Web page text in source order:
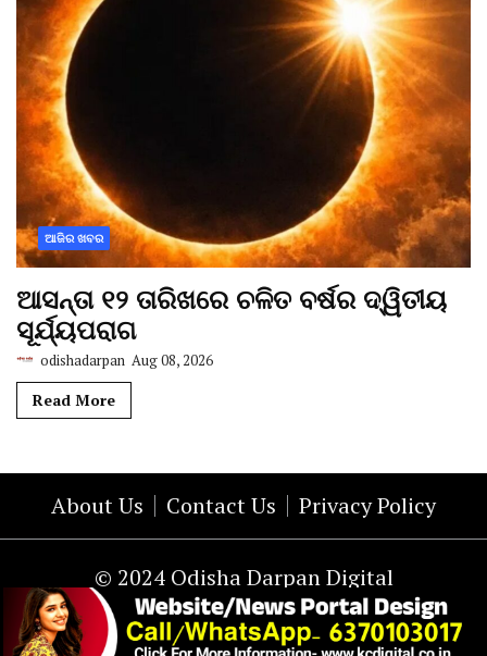
ଆଜିର ଖବର
ଆସନ୍ତା ୧୨ ତାରିଖରେ ଚଳିତ ବର୍ଷର ଦ୍ୱିତୀୟ
ସୂର୍ଯ୍ୟପରାଗ
odishadarpan Aug 08, 2026
Read More
About Us Contact Us Privacy Policy
© 2024 Odisha Darpan Digital